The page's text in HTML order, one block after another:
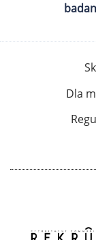
Dla